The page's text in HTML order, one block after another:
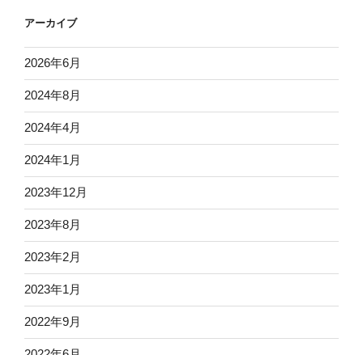
アーカイブ
2026年6月
2024年8月
2024年4月
2024年1月
2023年12月
2023年8月
2023年2月
2023年1月
2022年9月